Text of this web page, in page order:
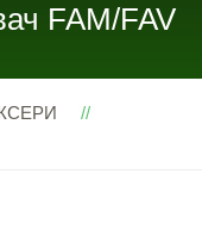
FAM/FAV